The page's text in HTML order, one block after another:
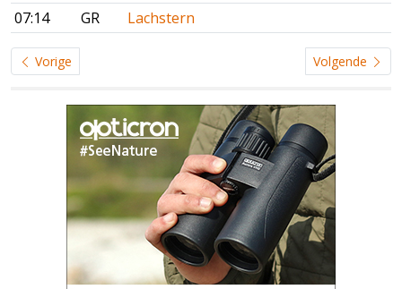
07:14
GR Lachstern
Vorige Volgende